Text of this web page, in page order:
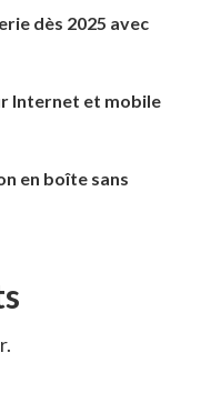
dès 2025 avec
Internet et mobile
en boîte sans